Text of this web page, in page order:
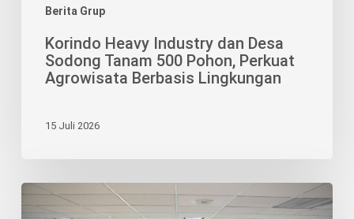
Berita Grup
Korindo Heavy Industry dan Desa
Sodong Tanam 500 Pohon, Perkuat
Agrowisata Berbasis Lingkungan
15 Juli 2026
Yayasan